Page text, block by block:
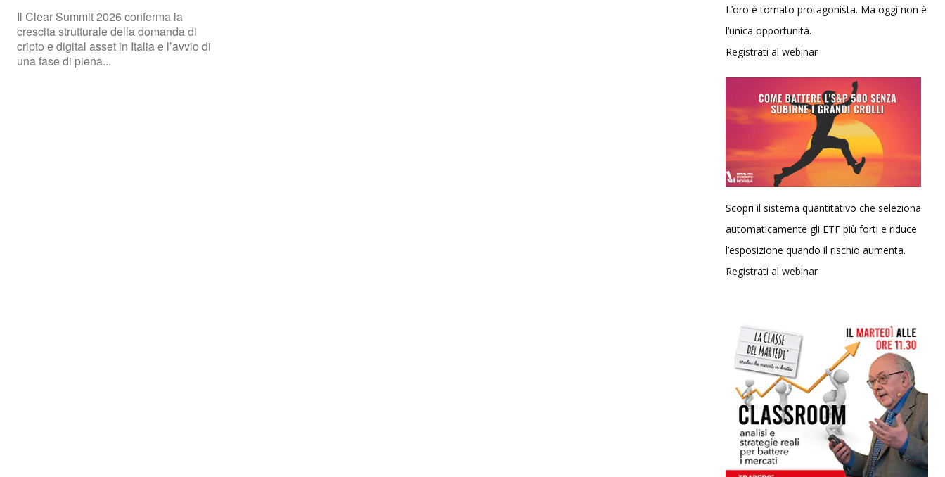
Il Clear Summit 2026 conferma la
crescita strutturale della domanda di
cripto e digital asset in Italia e l’avvio di
una fase di piena...
L’oro è tornato protagonista. Ma oggi non è
l’unica opportunità.
Registrati al webinar
Scopri il sistema quantitativo che seleziona
automaticamente gli ETF più forti e riduce
l’esposizione quando il rischio aumenta.
Registrati al webinar